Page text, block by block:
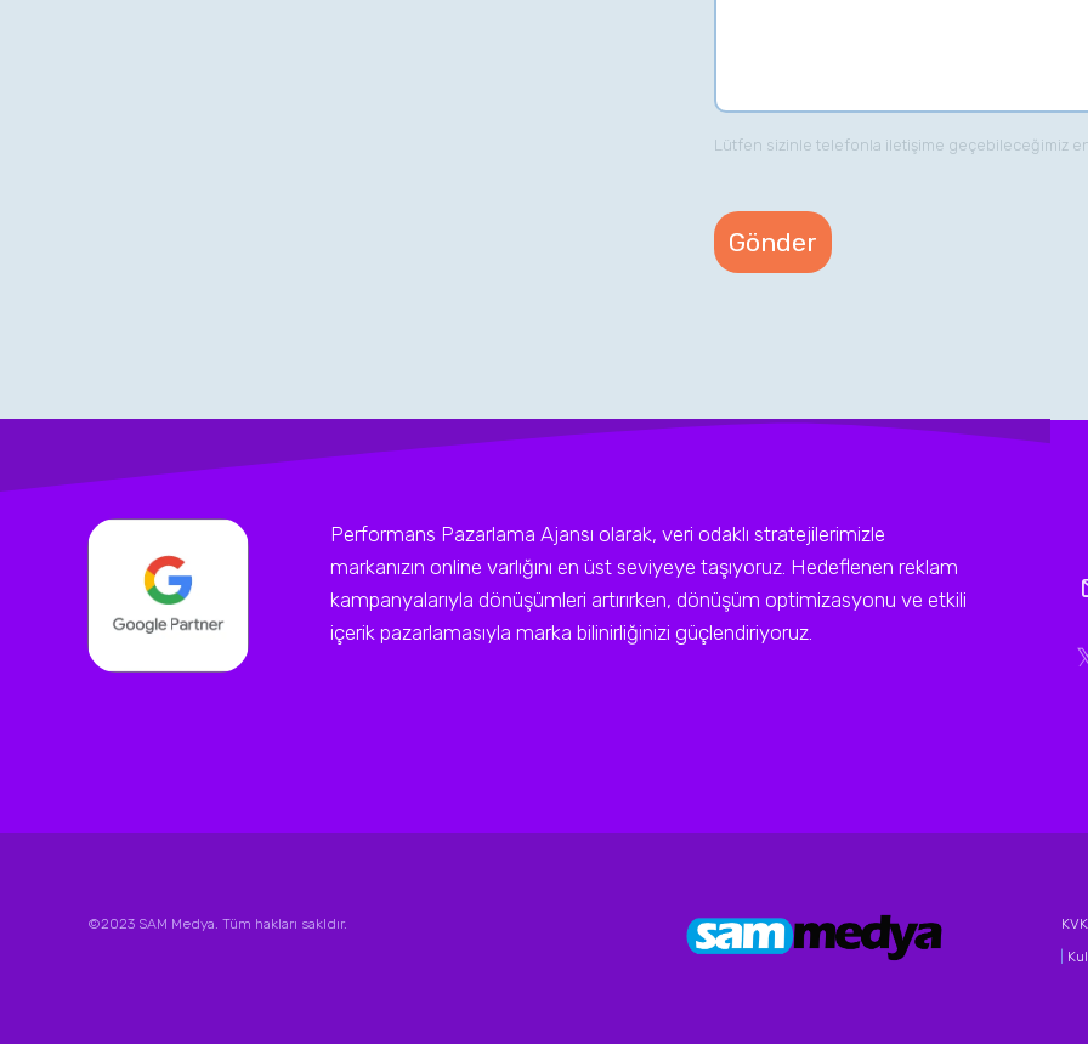
Lütfen sizinle telefonla iletişime geçebileceğimiz
Performans Pazarlama Ajansı olarak, veri odaklı stratejilerimizle
markanızın online varlığını en üst seviyeye taşıyoruz. Hedeflenen reklam
kampanyalarıyla dönüşümleri artırırken, dönüşüm optimizasyonu ve etkili
içerik pazarlamasıyla marka bilinirliğinizi güçlendiriyoruz.
©2023 SAM Medya. Tüm hakları sakldır.